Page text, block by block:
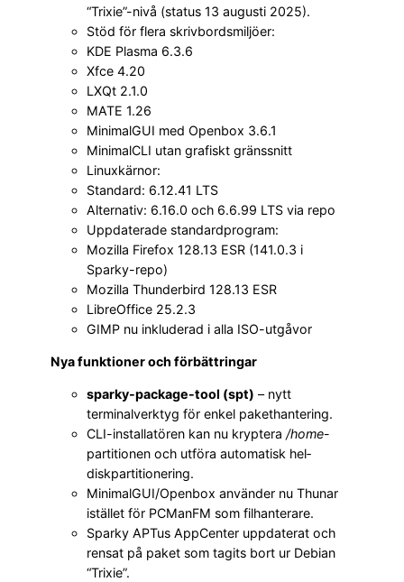
“Trixie”-nivå (status 13 augusti 2025).
Stöd för flera skrivbordsmiljöer:
KDE Plasma 6.3.6
Xfce 4.20
LXQt 2.1.0
MATE 1.26
MinimalGUI med Openbox 3.6.1
MinimalCLI utan grafiskt gränssnitt
Linuxkärnor:
Standard: 6.12.41 LTS
Alternativ: 6.16.0 och 6.6.99 LTS via repo
Uppdaterade standardprogram:
Mozilla Firefox 128.13 ESR (141.0.3 i
Sparky-repo)
Mozilla Thunderbird 128.13 ESR
LibreOffice 25.2.3
GIMP nu inkluderad i alla ISO-utgåvor
Nya funktioner och förbättringar
sparky-package-tool (spt) – nytt
terminalverktyg för enkel pakethantering.
CLI-installatören kan nu kryptera /home-
partitionen och utföra automatisk hel­
diskpartitionering.
MinimalGUI/Openbox använder nu Thunar
istället för PCManFM som filhanterare.
Sparky APTus AppCenter uppdaterat och
rensat på paket som tagits bort ur Debian
“Trixie”.